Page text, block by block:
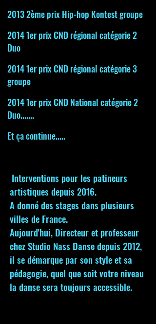
2013 2ème prix Hip-hop Kontest groupe
2014 1er prix CND régional catégorie 2
Duo
2014 1er prix CND régional catégorie 3
groupe
2014 1er prix CND National catégorie 2
Duo.......
Et ça continue.....
Interventions pour les patineurs
artistiques depuis 2016.
A donné des stages dans plusieurs
villes de France.
Aujourd'hui, Directeur et professeur
chez Studio Nass Danse depuis 2012,
il se démarque par son style et sa
pédagogie, quel que soit votre niveau
la danse sera toujours accessible.